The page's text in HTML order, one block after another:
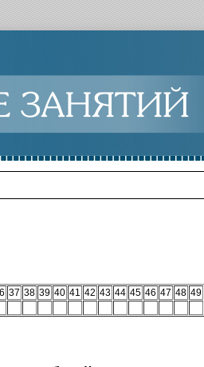
37 38 39 40 41 42 43 44 45 46 47 48 49